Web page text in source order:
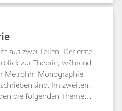
Elektrode gegenüber
ist, muss vor
Cu–Metall-
werden. Das
für die Direkt- als auch
ist, nutzt die
zur
und
in verschiedenen
aus zwei Teilen. Der erste
zur Theorie, während
Metrohm Monographie
sind. Im zweiten,
die folgenden Themen